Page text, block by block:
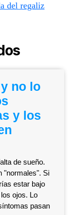
del regaliz
no lo
y los
de sueño.
"normales". Si
estar bajo
ojos. Lo
pasan